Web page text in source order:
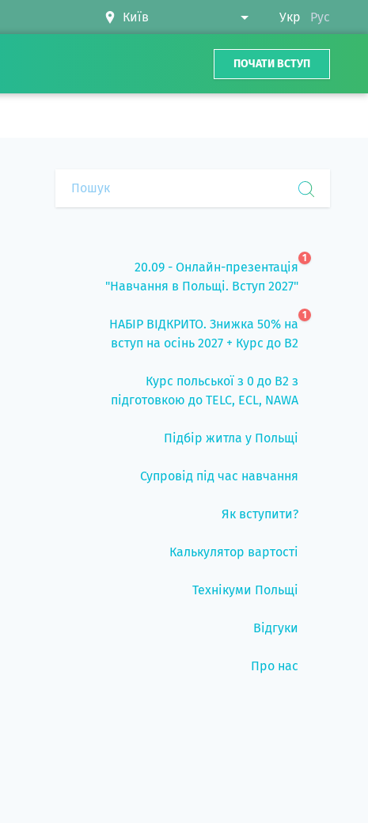
Укр Рус
ПОЧАТИ ВСТУП
20.09 - Онлайн-презентація
"Навчання в Польщі. Вступ 2027"
1
НАБІР ВІДКРИТО. Знижка 50% на
вступ на осінь 2027 + Курс до B2
1
Курс польської з 0 до B2 з
підготовкою до TELC, ECL, NAWA
Підбір житла у Польщі
Супровід під час навчання
Як вступити?
Калькулятор вартості
Технікуми Польщі
Відгуки
Про нас